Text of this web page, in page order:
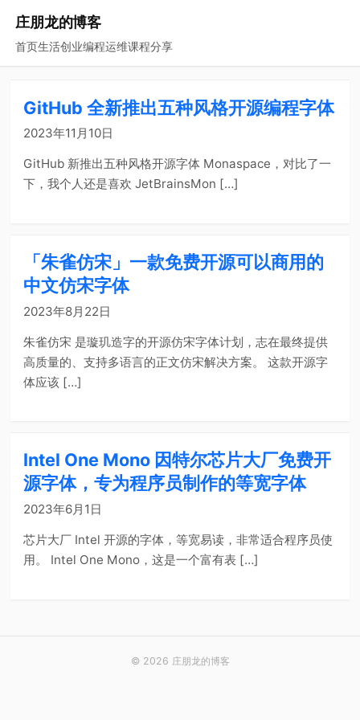
庄朋龙的博客
首页生活创业编程运维课程分享
GitHub 全新推出五种风格开源编程字体
2023年11月10日
GitHub 新推出五种风格开源字体 Monaspace，对比了一
下，我个人还是喜欢 JetBrainsMon […]
「朱雀仿宋」一款免费开源可以商用的
中文仿宋字体
2023年8月22日
朱雀仿宋 是璇玑造字的开源仿宋字体计划，志在最终提供
高质量的、支持多语言的正文仿宋解决方案。 这款开源字
体应该 […]
Intel One Mono 因特尔芯片大厂免费开
源字体，专为程序员制作的等宽字体
2023年6月1日
芯片大厂 Intel 开源的字体，等宽易读，非常适合程序员使
用。 Intel One Mono，这是一个富有表 […]
© 2026 庄朋龙的博客